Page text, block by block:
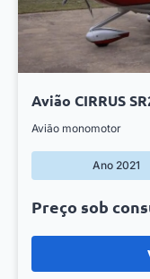
Avião CIRRUS
Avião monomotor
Ano 2021
Preço sob